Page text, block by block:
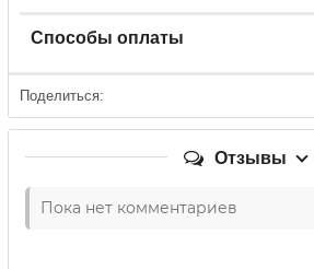
Способы оплаты
Поделиться:
Отзывы
Пока нет комментариев